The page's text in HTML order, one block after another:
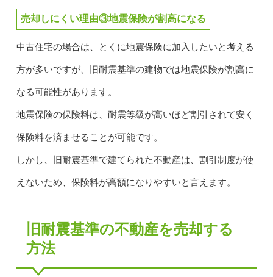
売却しにくい理由③地震保険が割高になる
中古住宅の場合は、とくに地震保険に加入したいと考える
方が多いですが、旧耐震基準の建物では地震保険が割高に
なる可能性があります。
地震保険の保険料は、耐震等級が高いほど割引されて安く
保険料を済ませることが可能です。
しかし、旧耐震基準で建てられた不動産は、割引制度が使
えないため、保険料が高額になりやすいと言えます。
旧耐震基準の不動産を売却する
方法